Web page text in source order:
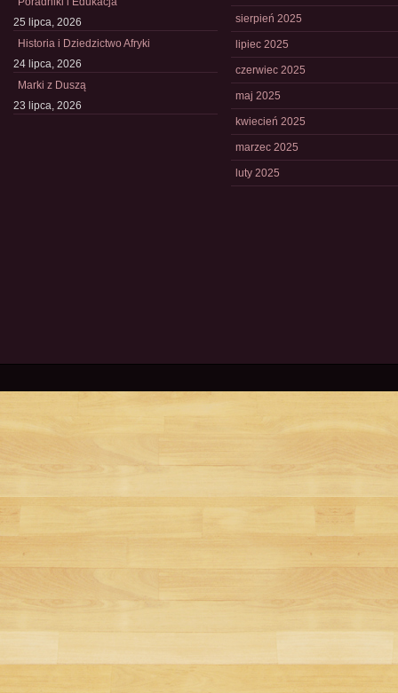
25 lipca, 2026
Historia i Dziedzictwo Afryki
24 lipca, 2026
Marki z Duszą
23 lipca, 2026
sierpień 2025
lipiec 2025
czerwiec 2025
maj 2025
kwiecień 2025
marzec 2025
luty 2025